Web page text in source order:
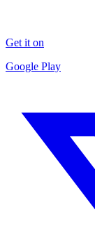
Get it on
Google Play